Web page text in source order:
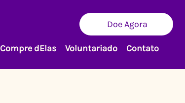
Doe Agora
Compre dElas Voluntariado
Contato